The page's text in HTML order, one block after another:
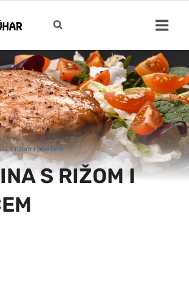
s rižom i povrćem
S RIŽOM I